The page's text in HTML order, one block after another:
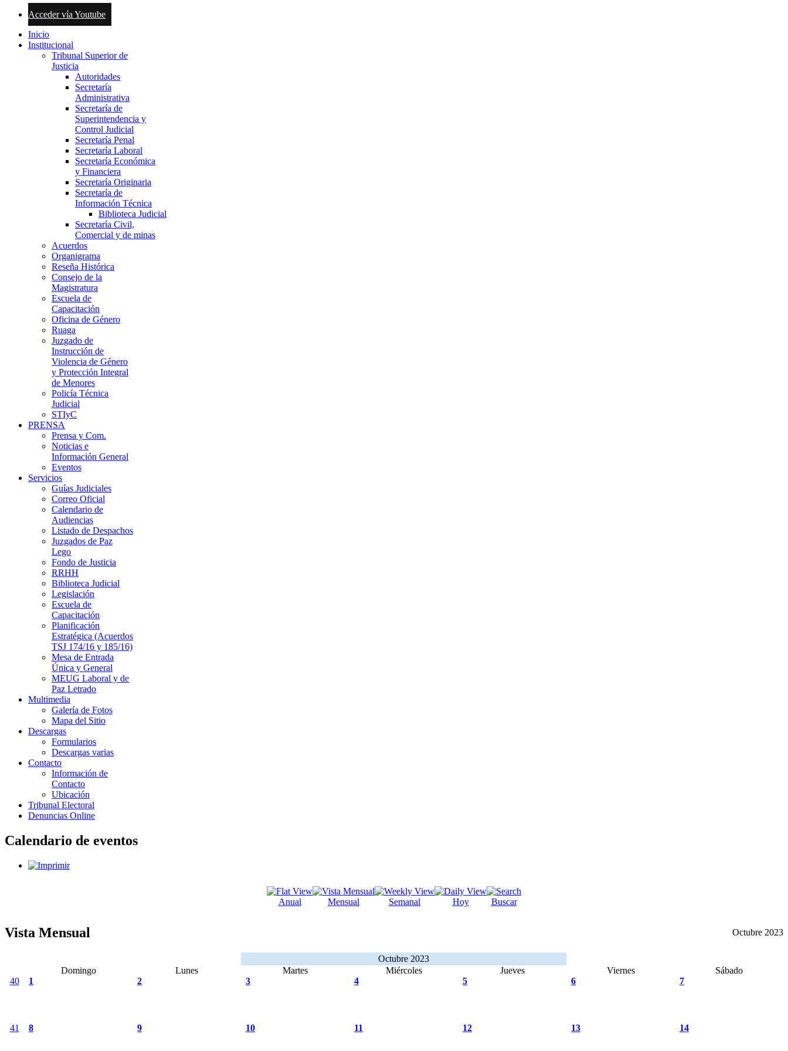
Acceder vía Youtube
Inicio
Institucional
Tribunal Superior de
Justicia
Autoridades
Secretaría
Administrativa
Secretaría de
Superintendencia y
Control Judicial
Secretaría Penal
Secretaría Laboral
Secretaría Económica
y Financiera
Secretaría Originaria
Secretaría de
Información Técnica
Biblioteca Judicial
Secretaría Civil,
Comercial y de minas
Acuerdos
Organigrama
Reseña Histórica
Consejo de la
Magistratura
Escuela de
Capacitación
Oficina de Género
Ruaga
Juzgado de
Instrucción de
Violencia de Género
y Protección Integral
de Menores
Policía Técnica
Judicial
STIyC
PRENSA
Prensa y Com.
Noticias e
Información General
Eventos
Servicios
Guías Judiciales
Correo Oficial
Calendario de
Audiencias
Listado de Despachos
Juzgados de Paz
Lego
Fondo de Justicia
RRHH
Biblioteca Judicial
Legislación
Escuela de
Capacitación
Planificación
Estratégica (Acuerdos
TSJ 174/16 y 185/16)
Mesa de Entrada
Única y General
MEUG Laboral y de
Paz Letrado
Multimedia
Galería de Fotos
Mapa del Sitio
Descargas
Formularios
Descargas varias
Contacto
Información de
Contacto
Ubicación
Tribunal Electoral
Denuncias Online
Calendario de eventos
Anual Mensual Semanal Hoy Buscar
Vista Mensual Octubre 2023
Octubre 2023
Domingo
Lunes Martes Miércoles Jueves Viernes
Sábado
40
1 2 3 4 5 6 7
41 8 9 10 11 12 13 14